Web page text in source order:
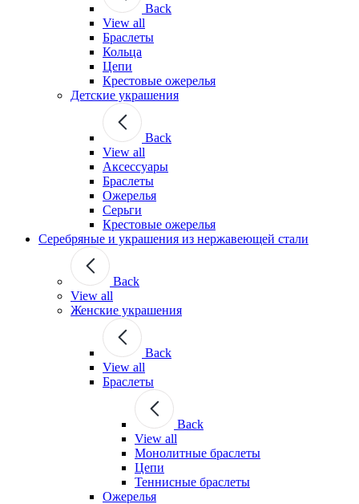
Back
View all
Браслеты
Кольца
Цепи
Крестовые ожерелья
Детские украшения
Back
View all
Аксессуары
Браслеты
Ожерелья
Серьги
Крестовые ожерелья
Серебряные и украшения из нержавеющей стали
Back
View all
Женские украшения
Back
View all
Браслеты
Back
View all
Монолитные браслеты
Цепи
Теннисные браслеты
Ожерелья